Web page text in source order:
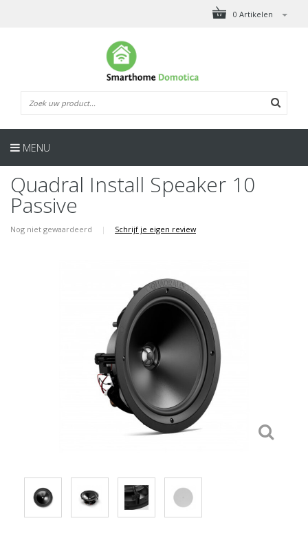
0 Artikelen
MENU
Quadral Install Speaker 10
Passive
Nog niet gewaardeerd | Schrijf je eigen review